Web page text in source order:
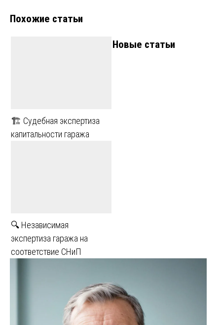
Похожие статьи
🏗️ Судебная экспертиза
капитальности гаража
🔍 Независимая
экспертиза гаража на
соответствие СНиП
Новые статьи